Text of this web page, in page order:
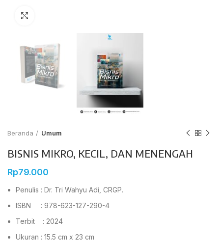
Beranda Umum
BISNIS MIKRO, KECIL, DAN MENENGAH
Rp79.000
Penulis : Dr. Tri Wahyu Adi, CRGP.
ISBN : 978-623-127-290-4
Terbit : 2024
Ukuran : 15.5 cm x 23 cm